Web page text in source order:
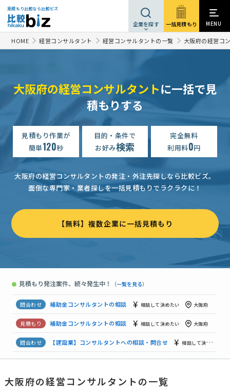
見積もり比較なら比較ビズ
企業を探す 一括見積もり MENU
HOME 経営コンサルタント 経営コンサルタントの一覧 大阪府の経営コ
大阪府の経営コンサルタントに一括で見
積もりする
見積もり作業が
簡単120秒
目的・条件で
お好み検索
完全無料
利用料0円
大阪府の経営コンサルタントの発注・外注先探しなら比較ビズ。
面倒な専門家・業者探しを一括見積もりでラクラクに！
【無料】複数企業に一括見積もり
● 見積もり発注案件、続々発生中！ （一覧を見る）
補助金コンサルタントの相談
補助金コンサルタントの相談 相談して決めたい 大阪府
補助金コンサルタントの相談 相談して決めたい 大阪府
【補助金活用相談】HP制作と集客強化を検討 相談して決めたい
補助金コンサルタントの相談 相談して決めたい 大阪府
補助金コンサルタントの相談 相談して決めたい
【シイタケ栽培ハウスの断熱改修工事・新築計画に活用可能な補助金・助成金の相談】 …
補助金コンサルタントの相談 相談して決めたい
補助金コンサルタントの相談 相談して決めたい 大阪府
補助金コンサルタントの相談 相談して決めたい 大阪府
補助金コンサルタントの相談 相談して決めたい 大阪府
【建設業】コンサルタントへの相談・問合せ
【補助金活用相談】HP制作と集客強化を検討
大阪府の経営コンサルタントの一覧